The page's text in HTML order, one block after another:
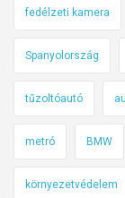
fedélzeti kamera
Spanyolország
tűzoltóautó
metró BMW
környezetvédelem